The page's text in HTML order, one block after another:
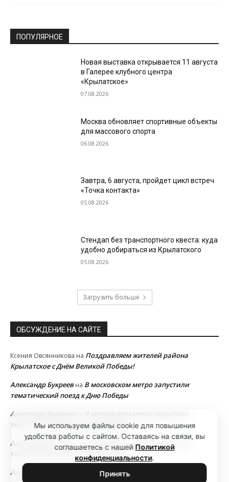
ПОПУЛЯРНОЕ
Новая выставка открывается 11 августа
в Галерее клубного центра
«Крылатское»
07.08.2026
Москва обновляет спортивные объекты
для массового спорта
06.08.2026
Завтра, 6 августа, пройдет цикл встреч
«Точка контакта»
05.08.2026
Стендап без транспортного квеста: куда
удобно добираться из Крылатского
05.08.2026
Загрузить больше
ОБСУЖДЕНИЕ НА САЙТЕ
Ксения Овсянникова на Поздравляем жителей района
Крылатское с Днём Великой Победы!
Александр Букреевна В московском метро запустили
тематический поезд к Дню Победы
Александр Букреев
В московском метро запустили
тематический поезд к Дню Победы
Александр Букреев
В московском метро запустили
тематический поезд к Дню Победы
Александр Букреев
В московском метро запустили
Мы используем файлы cookie для повышения
удобства работы с сайтом. Оставаясь на связи, вы
соглашаетесь с нашей Политикой
конфиденциальности.
Принять